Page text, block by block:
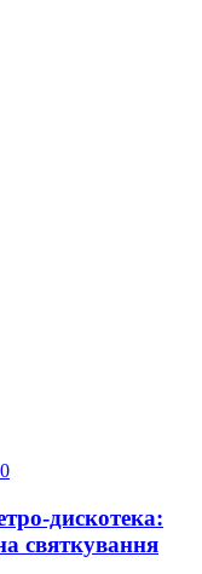
дискотека:
святкування